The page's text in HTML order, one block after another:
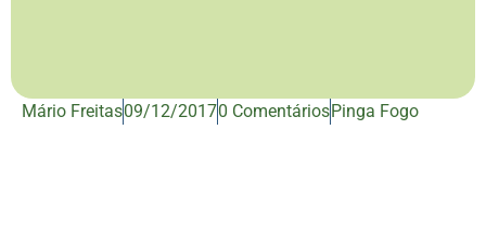
Mário Freitas09/12/20170 ComentáriosPinga Fogo